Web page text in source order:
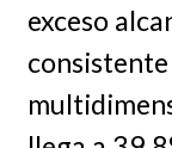
exceso